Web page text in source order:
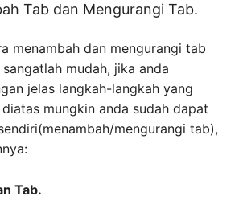
/>
filter>
activity>
Tab dan Mengurangi Tab.
menambah dan mengurangi tab
sangatlah mudah, jika anda
jelas langkah-langkah yang
mungkin anda sudah dapat
mengurangi tab),
Tab.